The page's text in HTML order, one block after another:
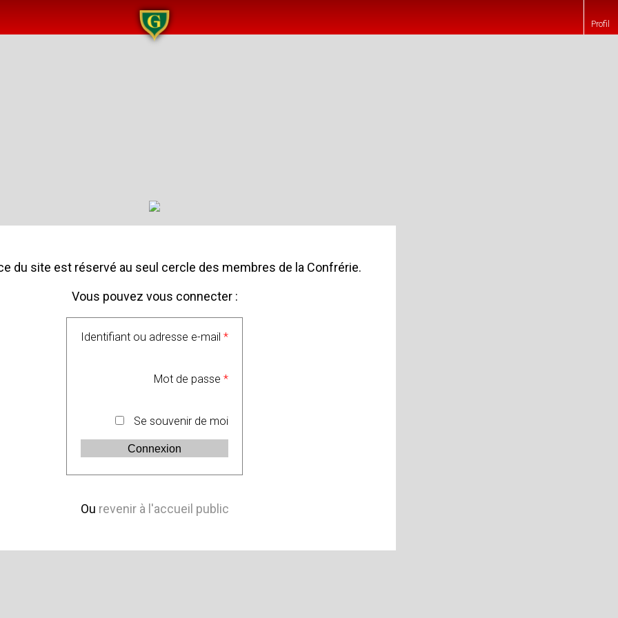
Profil
du site est réservé au seul cercle des membres de la Confrérie.
Vous pouvez vous connecter :
Identifiant ou adresse e-mail *
Mot de passe *
Se souvenir de moi
Ou revenir à l'accueil public